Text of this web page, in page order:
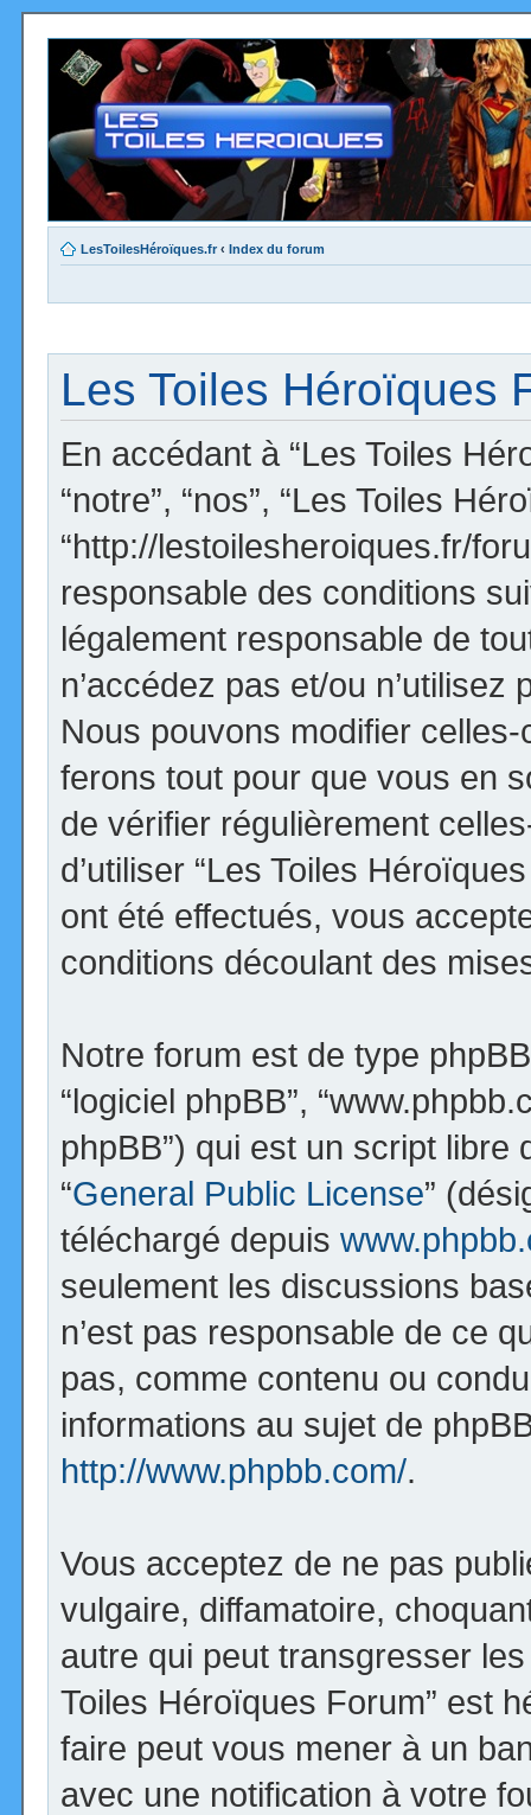
LesToilesHéroïques.fr ‹ Index du forum
Les Toiles Héroïques
En accédant à “Les Toiles
“notre”, “nos”, “Les Toiles
“http://lestoilesheroiques.fr/
responsable des conditions
légalement responsable de
n’accédez pas et/ou n’utilisez
Nous pouvons modifier
ferons tout pour que vous en
de vérifier régulièrement
d’utiliser “Les Toiles
ont été effectués, vous
conditions découlant des
Notre forum est de type phpBB
“logiciel phpBB”,
phpBB”) qui est un script
“General Public License”
téléchargé depuis
seulement les discussions
n’est pas responsable de ce
pas, comme contenu ou
informations au sujet de
http://www.phpbb.com/.
Vous acceptez de ne pas
vulgaire, diffamatoire,
autre qui peut transgresser
Toiles Héroïques Forum” est
faire peut vous mener à un
avec une notification à votre